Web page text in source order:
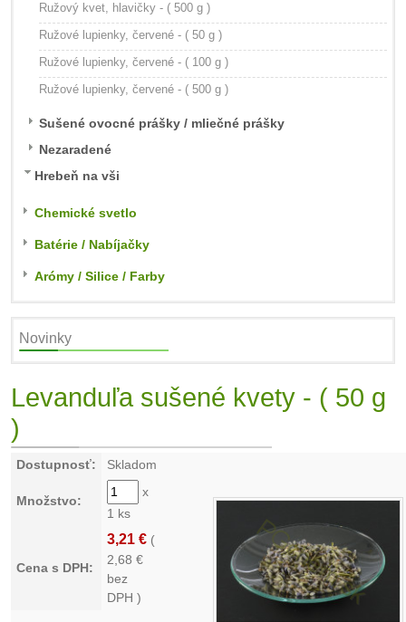
Ružový kvet, hlavičky - ( 500 g )
Ružové lupienky, červené - ( 50 g )
Ružové lupienky, červené - ( 100 g )
Ružové lupienky, červené - ( 500 g )
Sušené ovocné prášky / mliečné prášky
Nezaradené
Hrebeň na vši
Chemické svetlo
Batérie / Nabíjačky
Arómy / Silice / Farby
Novinky
Levanduľa sušené kvety - ( 50 g
)
Dostupnosť: Skladom
Množstvo:
x
1 ks
Cena s DPH:
3,21 € (
2,68 €
bez
DPH )